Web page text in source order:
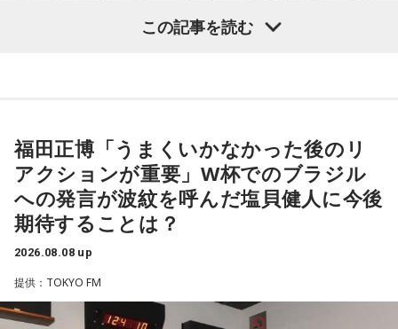
ればと思います」と締めくくりました。
れながら、自分自身の想いを見つめ直す機会を届けました。
なお、この模様は8月11日（火・祝）午前9時00分～10時00
分に、文化放送で特別番組として放送します。
【特別番組概要】
■番組名：『田村淳のNewsCLUB「自分自身と話そうの
日」』
村淳と、アシスタントの砂山圭大郎アナウンサーが登壇。
昨年に続き2回目の開催となる本イベントは、参加者が自分自
身を見つめ直す2つのコーナーで展開。「自分への表彰状を送
ろう」のコーナーでは、大きな成功でなくても「自分、本当
によく頑張ったな」と思えるこれまでの出来事を、“自分への
表彰状”という形で来場者から募集・紹介。自身の記憶を改め
て言葉にすることで、人生をじっくりと見つめ直す時間とな
りました。
この記事を読む
福田正博「うまくいかなかった後のリ
アクションが重要」W杯でのブラジル
への発言が波紋を呼んだ塩貝健人に今後
期待することは？
2026.08.08 up
提供：TOKYO FM